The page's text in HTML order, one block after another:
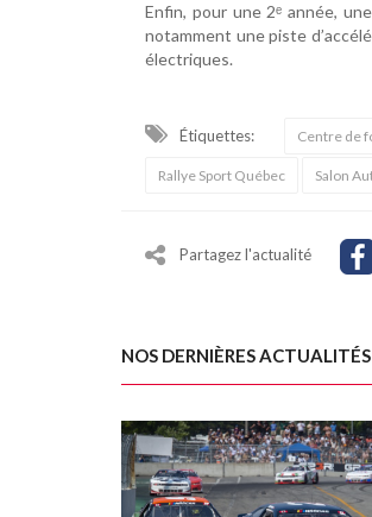
Enfin, pour une 2ᵉ année,
notamment une piste
électriques.
Étiquettes: Centre de
Rallye Sport Québec Salon
Partagez l'actualité
NOS DERNIÈRES ACTUALITÉS